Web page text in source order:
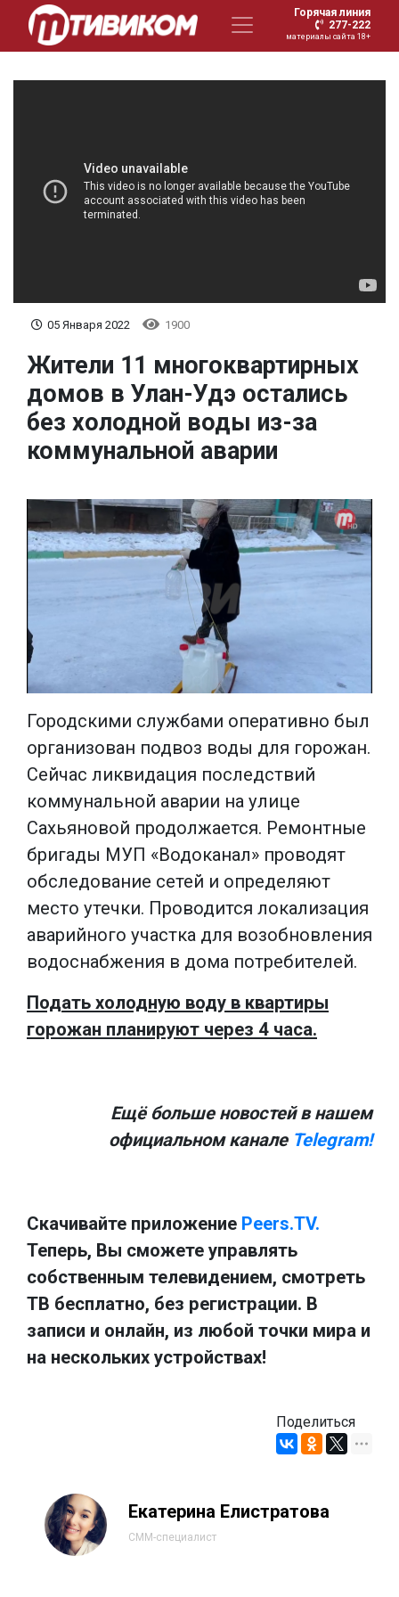
Горячая линия
277-222
материалы сайта 18+
05 Января 2022 1900
Жители 11 многоквартирных
домов в Улан-Удэ остались
без холодной воды из-за
коммунальной аварии
Городскими службами оперативно был
организован подвоз воды для горожан.
Сейчас ликвидация последствий
коммунальной аварии на улице
Сахьяновой продолжается. Ремонтные
бригады МУП «Водоканал» проводят
обследование сетей и определяют
место утечки. Проводится локализация
аварийного участка для возобновления
водоснабжения в дома потребителей.
Подать холодную воду в квартиры
горожан планируют через 4 часа.
Ещё больше новостей в нашем
официальном канале Telegram!
Скачивайте приложение Peers.TV.
Теперь, Вы сможете управлять
собственным телевидением, смотреть
ТВ бесплатно, без регистрации. В
записи и онлайн, из любой точки мира и
на нескольких устройствах!
Поделиться
Екатерина Елистратова
СММ-специалист